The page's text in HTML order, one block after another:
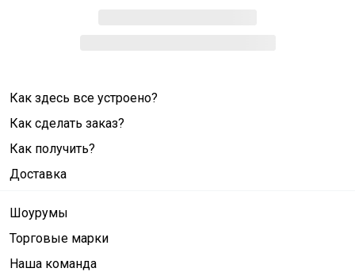
Как здесь все устроено?
Как сделать заказ?
Как получить?
Доставка
Шоурумы
Торговые марки
Наша команда